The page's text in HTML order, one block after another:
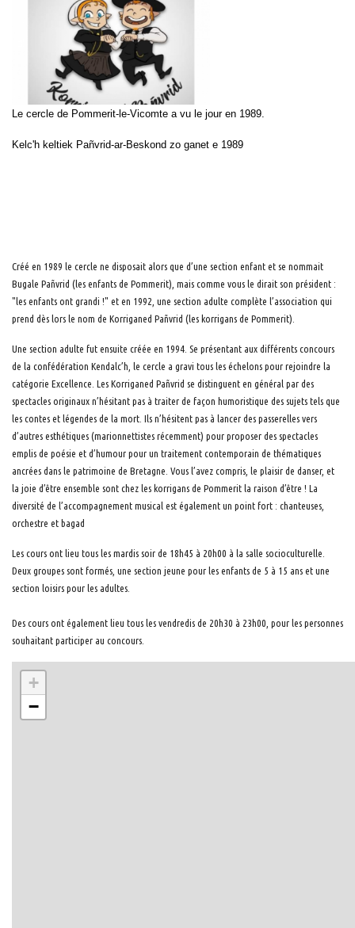
Le cercle de Pommerit-le-Vicomte a vu le jour en 1989.
Kelc'h keltiek Pañvrid-ar-Beskond zo ganet e 1989
Créé en 1989 le cercle ne disposait alors que d’une section enfant et se nommait
Bugale Pañvrid (les enfants de Pommerit), mais comme vous le dirait son président :
"les enfants ont grandi !" et en 1992, une section adulte complète l’association qui
prend dès lors le nom de Korriganed Pañvrid (les korrigans de Pommerit).
Une section adulte fut ensuite créée en 1994. Se présentant aux différents concours
de la confédération Kendalc’h, le cercle a gravi tous les échelons pour rejoindre la
catégorie Excellence. Les Korriganed Pañvrid se distinguent en général par des
spectacles originaux n’hésitant pas à traiter de façon humoristique des sujets tels que
les contes et légendes de la mort. Ils n’hésitent pas à lancer des passerelles vers
d’autres esthétiques (marionnettistes récemment) pour proposer des spectacles
emplis de poésie et d’humour pour un traitement contemporain de thématiques
ancrées dans le patrimoine de Bretagne. Vous l’avez compris, le plaisir de danser, et
la joie d’être ensemble sont chez les korrigans de Pommerit la raison d’être ! La
diversité de l’accompagnement musical est également un point fort : chanteuses,
orchestre et bagad
Les cours ont lieu tous les mardis soir de 18h45 à 20h00 à la salle socioculturelle.
Deux groupes sont formés, une section jeune pour les enfants de 5 à 15 ans et une
section loisirs pour les adultes.
Des cours ont également lieu tous les vendredis de 20h30 à 23h00, pour les personnes
souhaitant participer au concours.
+
−